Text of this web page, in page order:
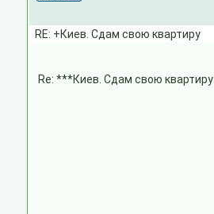
RE: +Киев. Сдам свою квартиру
Re: ***Киев. Сдам свою квартиру